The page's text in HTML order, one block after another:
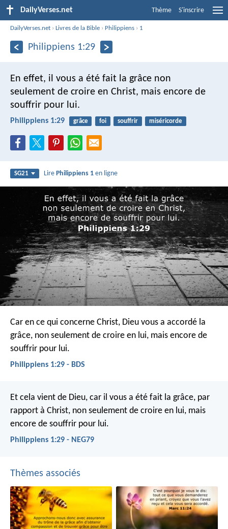
DailyVerses.net Thème S'inscrire
DailyVerses.net ›Livres de la Bible › Philippiens › 1
Philippiens 1:29
En effet, il vous a été fait la grâce non
seulement de croire en Christ, mais encore de
souffrir pour lui.
Philippiens 1:29 grâce foi souffrir miséricorde
SG21 LirePhilippiens 1 en ligne
Car en ce qui concerne Christ, Dieu vous a accordé la
grâce, non seulement de croire en lui, mais encore de
souffrir pour lui.
Philippiens 1:29 - BDS
Et cela vient de Dieu, car il vous a été fait la grâce, par
rapport à Christ, non seulement de croire en lui, mais
encore de souffrir pour lui.
Philippiens 1:29 - NEG79
Thèmes associés